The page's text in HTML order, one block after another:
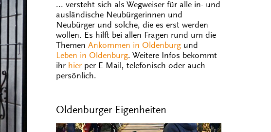
... versteht sich als Wegweiser für alle in- und
ausländische Neubürgerinnen und
Neubürger und solche, die es erst werden
wollen. Es hilft bei allen Fragen rund um die
Themen Ankommen in Oldenburg und
Leben in Oldenburg. Weitere Infos bekommt
ihr hier per E-Mail, telefonisch oder auch
persönlich.
Oldenburger Eigenheiten